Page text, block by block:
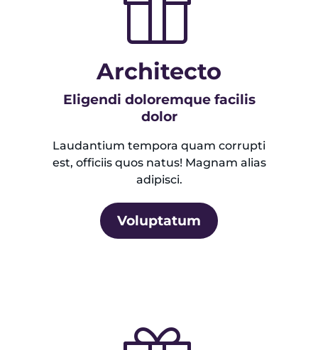
Architecto
Eligendi doloremque facilis
dolor
Laudantium tempora quam corrupti
est, officiis quos natus! Magnam alias
adipisci.
Voluptatum